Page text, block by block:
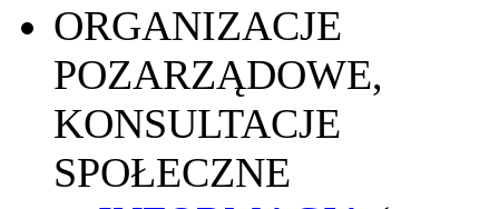
ORGANIZACJE
POZARZĄDOWE,
KONSULTACJE
SPOŁECZNE